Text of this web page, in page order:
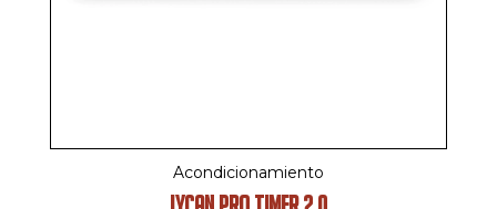
Acondicionamiento